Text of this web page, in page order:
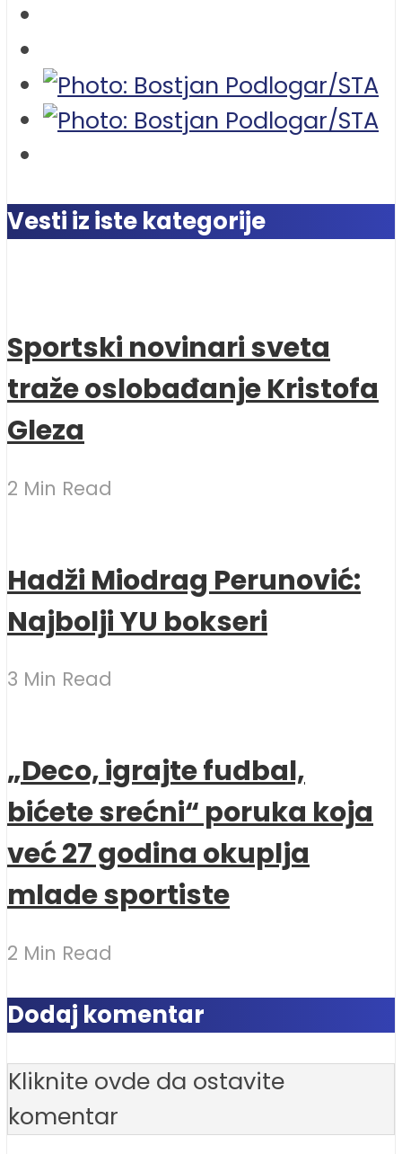
Vesti iz iste kategorije
Sportski novinari sveta
traže oslobađanje Kristofa
Gleza
2 Min Read
Hadži Miodrag Perunović:
Najbolji YU bokseri
3 Min Read
„Deco, igrajte fudbal,
bićete srećni“ poruka koja
već 27 godina okuplja
mlade sportiste
2 Min Read
Dodaj komentar
Kliknite ovde da ostavite
komentar